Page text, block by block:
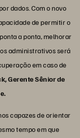
dados. Com o novo
de permitir o
a ponta, melhorar
administrativos será
em caso de
Gerente Sênior de
capazes de orientar
tempo em que